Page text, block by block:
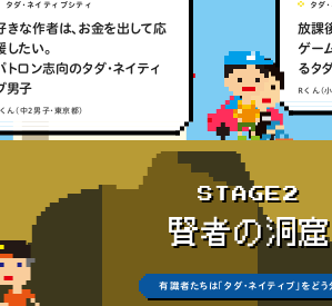
タダ・ネ
放課
ゲー
るタダ
Rくん（小6
ダ・ネイティブシティ
な作者は、お金を出して応
たい。
ロン志向のタダ・ネイティ
子
中2男子・東京都）
STAGE2
賢者の洞窟
有識者たちは「タダ・ネイティブ」をど